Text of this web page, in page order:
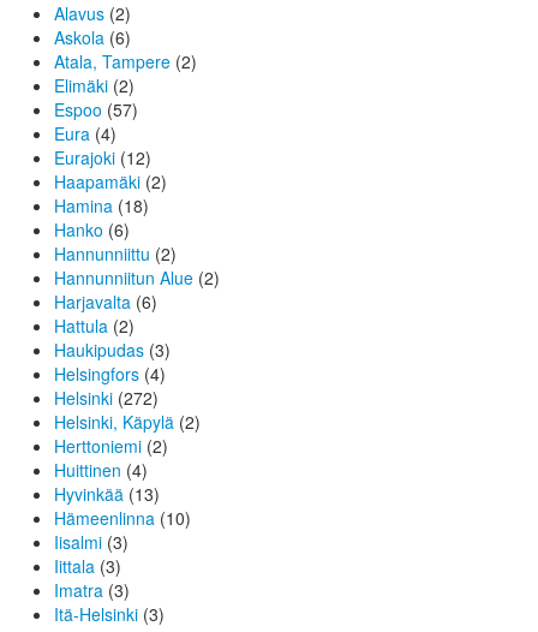
Alavus (2)
Askola (6)
Atala, Tampere (2)
Elimäki (2)
Espoo (57)
Eura (4)
Eurajoki (12)
Haapamäki (2)
Hamina (18)
Hanko (6)
Hannunniittu (2)
Hannunniitun Alue (2)
Harjavalta (6)
Hattula (2)
Haukipudas (3)
Helsingfors (4)
Helsinki (272)
Helsinki, Käpylä (2)
Herttoniemi (2)
Huittinen (4)
Hyvinkää (13)
Hämeenlinna (10)
Iisalmi (3)
Iittala (3)
Imatra (3)
Itä-Helsinki (3)